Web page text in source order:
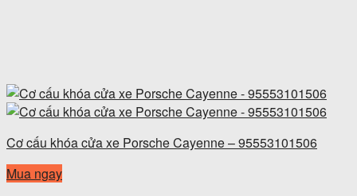
Cơ cấu khóa cửa xe Porsche Cayenne – 95553101506
Mua ngay